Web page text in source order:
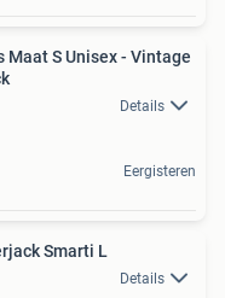
Maat S Unisex - Vintage
Details
Eergisteren
Smarti L
Details